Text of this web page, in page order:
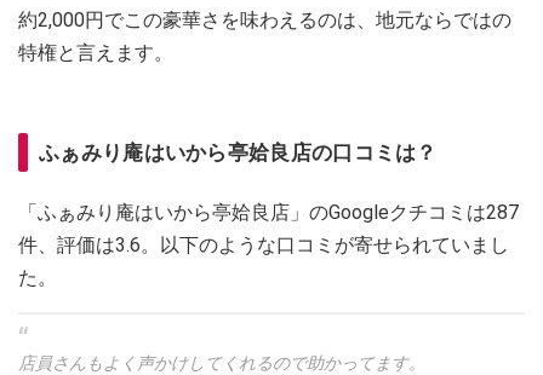
約2,000円でこの豪華さを味わえるのは、地元ならではの
特権と言えます。
ふぁみり庵はいから亭姶良店の口コミは？
「ふぁみり庵はいから亭姶良店」のGoogleクチコミは287
件、評価は3.6。以下のような口コミが寄せられていまし
た。
店員さんもよく声かけしてくれるので助かってます。